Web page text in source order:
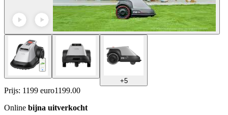
+5
Prijs: 1199 euro1199.00
Online bijna uitverkocht